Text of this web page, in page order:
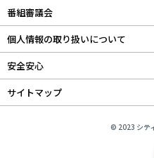
番組審議会
個人情報の取り扱いについて
安全安心
サイトマップ
© 2023 シテ